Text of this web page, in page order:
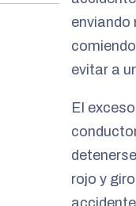
enviando
evitar a
El
rojo y